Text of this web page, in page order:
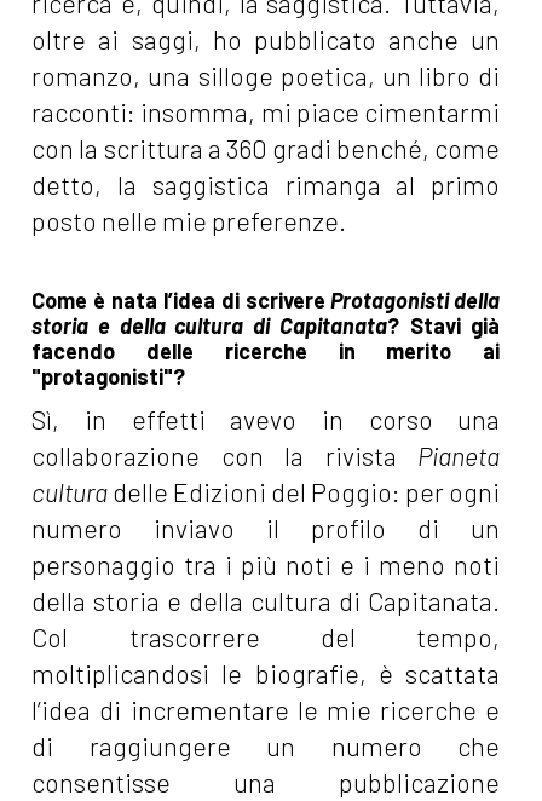
oltre ai saggi, ho pubblicato anche un
romanzo, una silloge poetica, un libro di
racconti: insomma, mi piace cimentarmi
con la scrittura a 360 gradi benché, come
detto, la saggistica rimanga al primo
posto nelle mie preferenze.
Come è nata l’idea di scrivereProtagonisti della
storia e della cultura di Capitanata? Stavi già
facendo delle ricerche in merito ai
"protagonisti"?
Sì, in effetti avevo in corso una
collaborazione con la rivista Pianeta
cultura delle Edizioni del Poggio: per ogni
numero inviavo il profilo di un
personaggio tra i più noti e i meno noti
della storia e della cultura di Capitanata.
Col trascorrere del tempo,
moltiplicandosi le biografie, è scattata
l’idea di incrementare le mie ricerche e
di raggiungere un numero che
consentisse una pubblicazione